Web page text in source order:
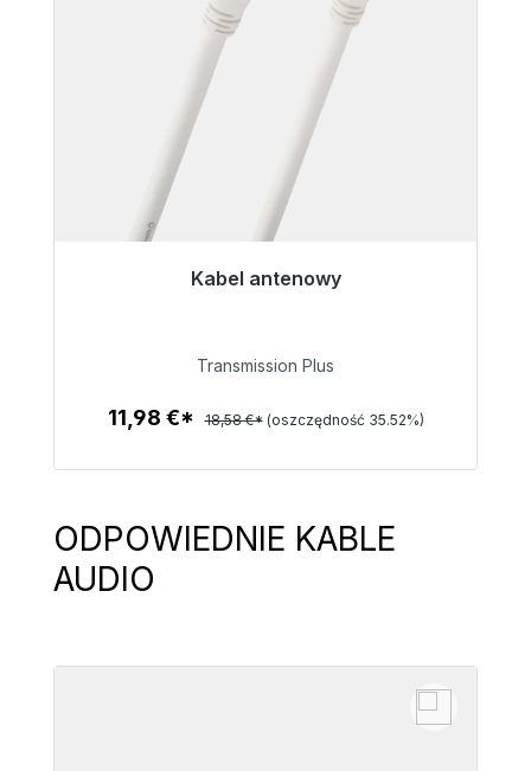
Kabel antenowy
Gotowy do natychmiastowej wysyłki, czas
11,98 €
Transmission Plus
11,98 €* 18,58 €* (oszczędność 35.52%)
Pomiń galerię produktów
ODPOWIEDNIE KABLE
AUDIO